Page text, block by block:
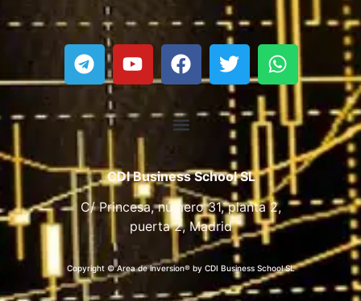
CDI Business School SL
C/ Princesa, número 31, planta 2,
puerta 2, Madrid
Copyright © Area de inversion® by CDI Business School SL